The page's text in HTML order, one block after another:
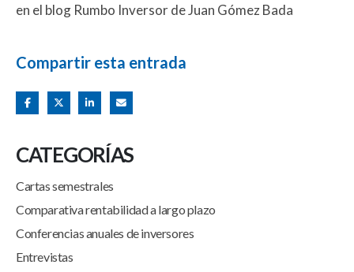
en el blog Rumbo Inversor de Juan Gómez Bada
Compartir esta entrada
CATEGORÍAS
Cartas semestrales
Comparativa rentabilidad a largo plazo
Conferencias anuales de inversores
Entrevistas